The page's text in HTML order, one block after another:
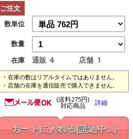
ご注文
数単位
数量
在庫
通販 4 店舗 1
在庫の数はリアルタイムではありません。
店舗の在庫を通信販売で購入できません。
(送料275円)
対応商品 詳細
カートに入れる(読込中...)